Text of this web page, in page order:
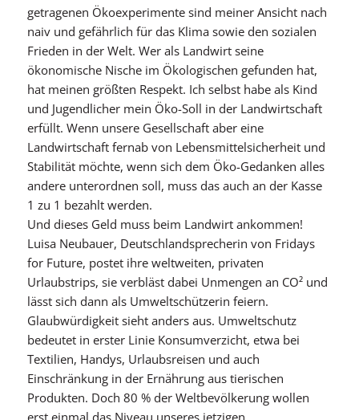
getragenen Ökoexperimente sind meiner Ansicht nach
naiv und gefährlich für das Klima sowie den sozialen
Frieden in der Welt. Wer als Landwirt seine
ökonomische Nische im Ökologischen gefunden hat,
hat meinen größten Respekt. Ich selbst habe als Kind
und Jugendlicher mein Öko-Soll in der Landwirtschaft
erfüllt. Wenn unsere Gesellschaft aber eine
Landwirtschaft fernab von Lebensmittelsicherheit und
Stabilität möchte, wenn sich dem Öko-Gedanken alles
andere unterordnen soll, muss das auch an der Kasse
1 zu 1 bezahlt werden.
Und dieses Geld muss beim Landwirt ankommen!
Luisa Neubauer, Deutschlandsprecherin von Fridays
for Future, postet ihre weltweiten, privaten
Urlaubstrips, sie verbläst dabei Unmengen an CO² und
lässt sich dann als Umweltschützerin feiern.
Glaubwürdigkeit sieht anders aus. Umweltschutz
bedeutet in erster Linie Konsumverzicht, etwa bei
Textilien, Handys, Urlaubsreisen und auch
Einschränkung in der Ernährung aus tierischen
Produkten. Doch 80 % der Weltbevölkerung wollen
erst einmal das Niveau unseres jetzigen